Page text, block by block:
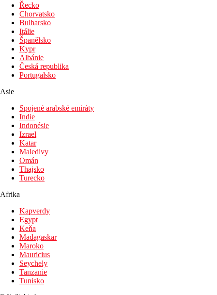
Pláž
Lehátka a slunečníky na pláži zdarma
Hotel přímo u pláže
Plážová dovolená
Bazény
Fotogalerie
Řecko
Chorvatsko
Bulharsko
Itálie
Španělsko
Kypr
Albánie
Česká republika
Portugalsko
Asie
Spojené arabské emiráty
Indie
Indonésie
Izrael
Katar
Maledivy
Omán
Thajsko
Turecko
Afrika
Kapverdy
Egypt
Keňa
Madagaskar
Maroko
Mauricius
Seychely
Tanzanie
Tunisko